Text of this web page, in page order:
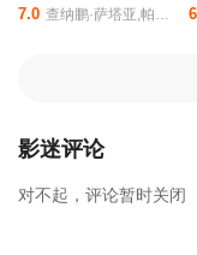
7.0 查纳鹏·萨塔亚,帕塔查雅·平莎莫,维察亚蓬·亚姆萨德,Tide·Ekkapun·Bunluerit,Thanutsaluk·Hudson,Ndol·Knin
影迷评论
对不起，评论暂时关闭